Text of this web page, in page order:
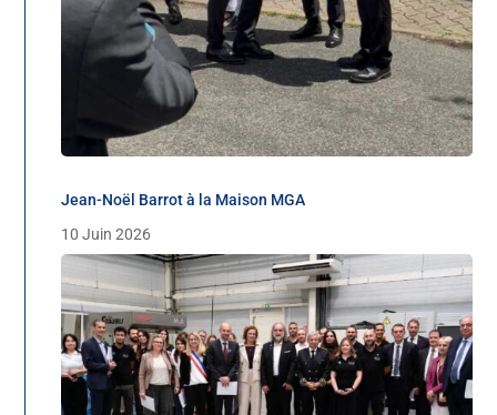
Jean-Noël Barrot à la Maison MGA
10 Juin 2026